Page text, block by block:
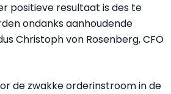
positieve resultaat is des te
ondanks aanhoudende
Christoph von Rosenberg, CFO
de zwakke orderinstroom in de